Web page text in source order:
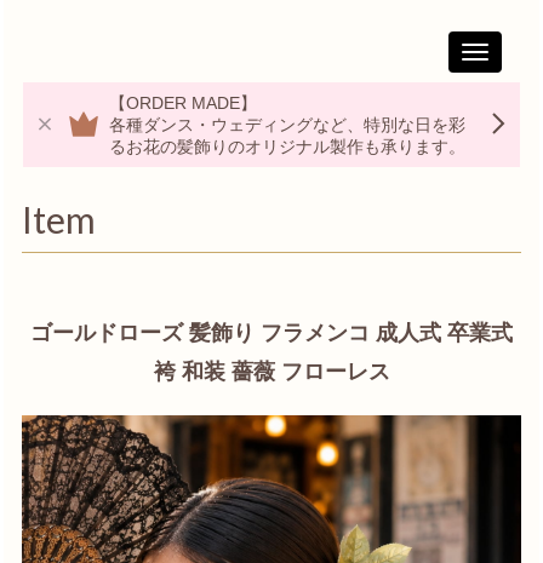
Toggle
【ORDER MADE】
各種ダンス・ウェディングなど、特別な日を彩
るお花の髪飾りのオリジナル製作も承ります。
Item
ゴールドローズ 髪飾り フラメンコ 成人式 卒業式
袴 和装 薔薇 フローレス